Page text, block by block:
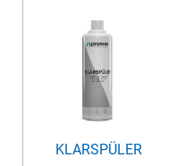
KLARSPÜLER